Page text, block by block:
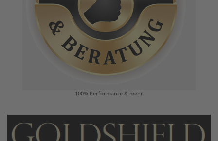
100% Performance & mehr